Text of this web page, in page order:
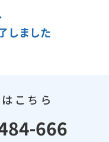
しました
こちら
666